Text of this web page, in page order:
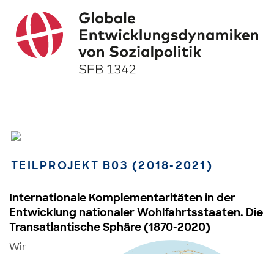
TEILPROJEKT B03 (2018-2021)
Internationale Komplementaritäten in der
Entwicklung nationaler Wohlfahrtsstaaten. Die
Transatlantische Sphäre (1870-2020)
Wir